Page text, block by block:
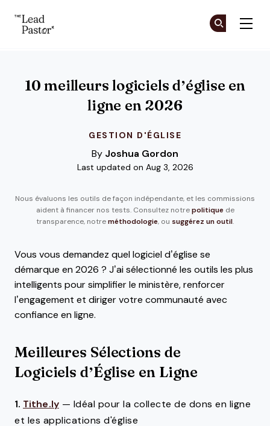
GESTION D'ÉGLISE
10 meilleurs logiciels d’église en
ligne en 2026
By Joshua Gordon
Last updated on Aug 3, 2026
Nous évaluons les outils de façon indépendante, et les commissions
aident à financer nos tests. Consultez notre politiquede
transparence, notre méthodologie, ou suggérez un outil.
Vous vous demandez quel logiciel d’église se
démarque en 2026 ? J’ai sélectionné les outils les plus
intelligents pour simplifier le ministère, renforcer
l’engagement et diriger votre communauté avec
confiance en ligne.
Meilleures Sélections de
Logiciels d’Église en Ligne
1. Tithe.ly — Idéal pour la collecte de dons en ligne
et les applications d'église